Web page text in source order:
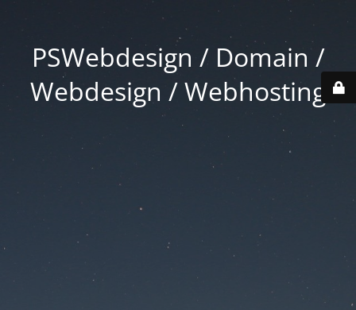
PSWebdesign / Domain /
Webdesign / Webhosting